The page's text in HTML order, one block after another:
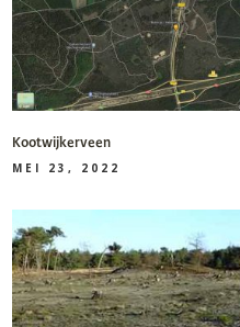
Kootwijkerveen
MEI 23, 2022